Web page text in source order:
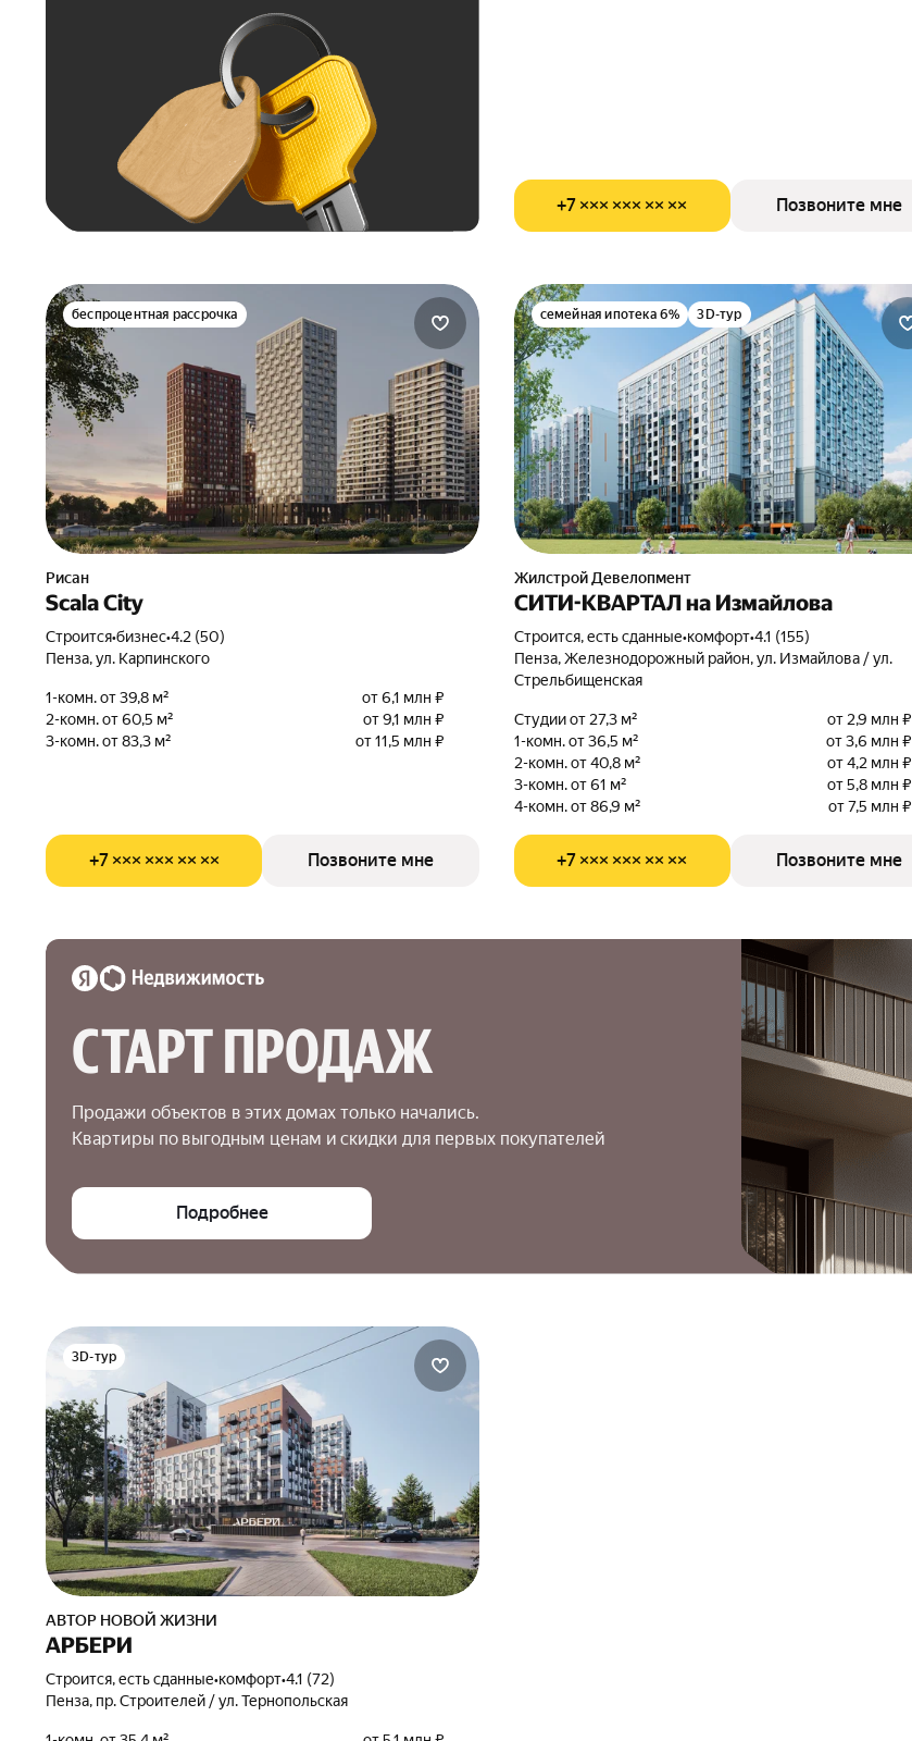
+7 ××× ××× ×× ×× Позвоните мне
беспроцентная рассрочка
Рисан
Scala City
Строится•бизнес•4.2 (50)
Пенза, ул. Карпинского
1-комн. от 39,8 м²
от 6,1 млн ₽
2-комн. от 60,5 м²
от 9,1 млн ₽
3-комн. от 83,3 м²
от 11,5 млн ₽
+7 ××× ××× ×× ×× Позвоните мне
семейная ипотека 6% 3D-тур
Жилстрой Девелопмент
СИТИ-КВАРТАЛ на Измайлова
Строится, есть сданные•комфорт•4.1 (155)
Пенза, Железнодорожный район, ул. Измайлова / ул.
Стрельбищенская
Студии от 27,3 м²
от 2,9 млн ₽
1-комн. от 36,5 м²
от 3,6 млн ₽
2-комн. от 40,8 м²
от 4,2 млн ₽
3-комн. от 61 м²
от 5,8 млн ₽
4-комн. от 86,9 м²
от 7,5 млн ₽
+7 ××× ××× ×× ×× Позвоните мне
СТАРТ ПРОДАЖ
Продажи объектов в этих домах только начались.
Квартиры по выгодным ценам и скидки для первых покупателей
Подробнее
3D-тур
АВТОР НОВОЙ ЖИЗНИ
АРБЕРИ
Строится, есть сданные•комфорт•4.1 (72)
Пенза, пр. Строителей / ул. Тернопольская